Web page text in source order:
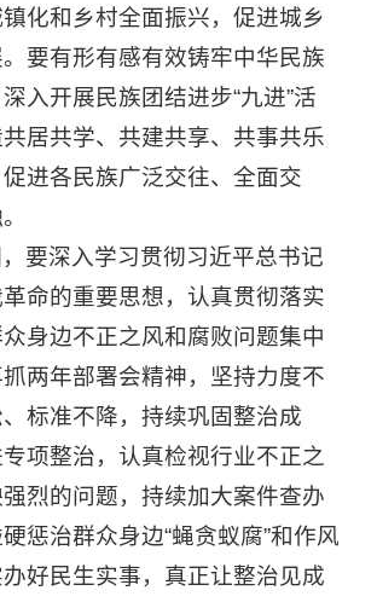
化和乡村全面振兴，促进城乡
要有形有感有效铸牢中华民族
入开展民族团结进步“九进”活
居共学、共建共享、共事共乐
进各民族广泛交往、全面交
要深入学习贯彻习近平总书记
命的重要思想，认真贯彻落实
身边不正之风和腐败问题集中
两年部署会精神，坚持力度不
标准不降，持续巩固整治成
项整治，认真检视行业不正之
烈的问题，持续加大案件查办
惩治群众身边“蝇贪蚁腐”和作风
好民生实事，真正让整治见成